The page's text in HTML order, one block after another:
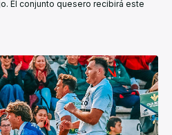
El conjunto quesero recibirá este